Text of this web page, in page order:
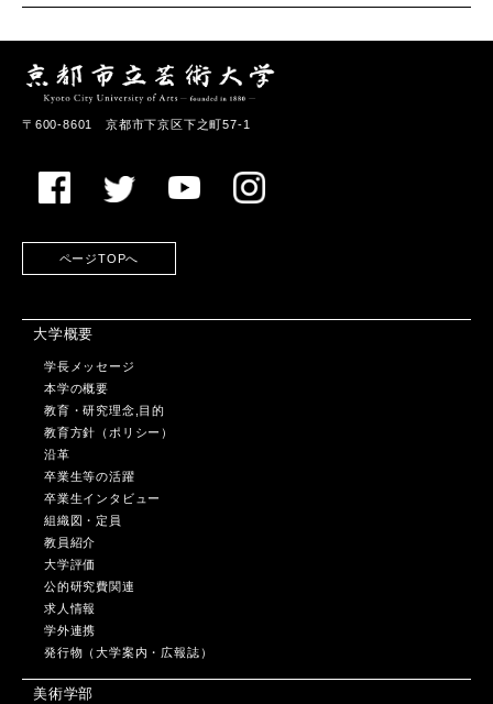
〒600-8601 京都市下京区下之町57-1
ページTOPへ
大学概要
学長メッセージ
本学の概要
教育・研究理念,目的
教育方針（ポリシー）
沿革
卒業生等の活躍
卒業生インタビュー
組織図・定員
教員紹介
大学評価
公的研究費関連
求人情報
学外連携
発行物（大学案内・広報誌）
美術学部